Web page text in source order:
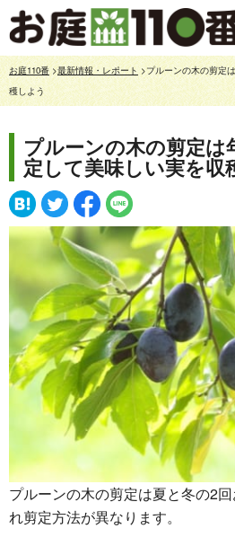
お庭110番>最新情報・レポート >プルーンの木の剪定
穫しよう
プルーンの木の剪定は
定して美味しい実を収
プルーンの木の剪定は夏と冬の2
れ剪定方法が異なります。